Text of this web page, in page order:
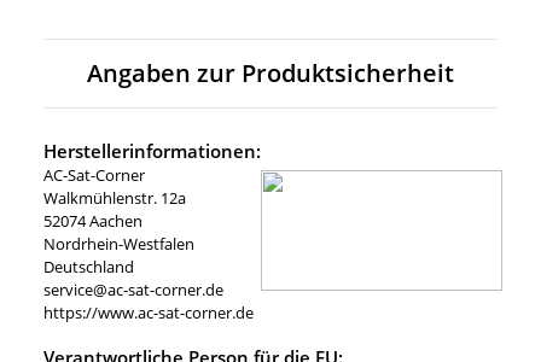
Angaben zur Produktsicherheit
Herstellerinformationen:
AC-Sat-Corner
Walkmühlenstr. 12a
52074 Aachen
Nordrhein-Westfalen
Deutschland
service@ac-sat-corner.de
https://www.ac-sat-corner.de
Verantwortliche Person für die EU: